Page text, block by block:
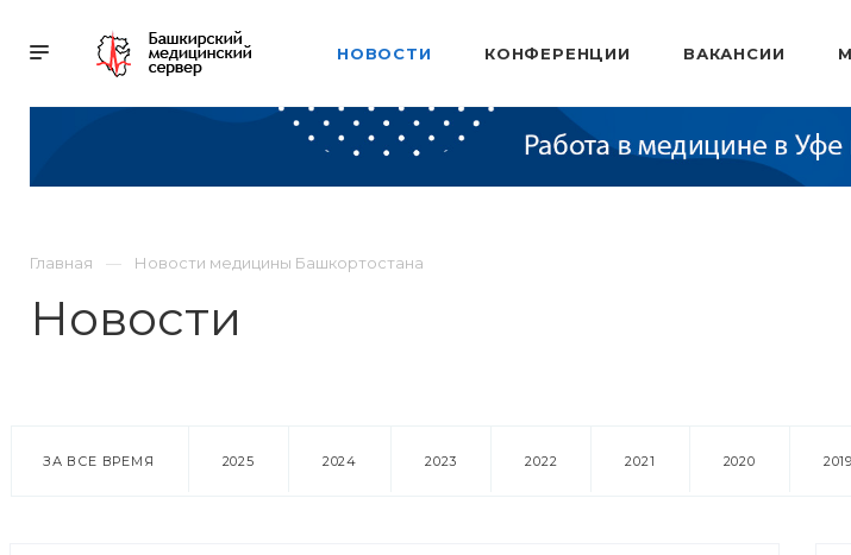
НОВОСТИ КОНФЕРЕНЦИИ ВАКАНСИИ
Главная Новости медицины Башкортостана
Новости
ЗА ВСЕ ВРЕМЯ 2025 2024 2023 2022 2021 2020 2019